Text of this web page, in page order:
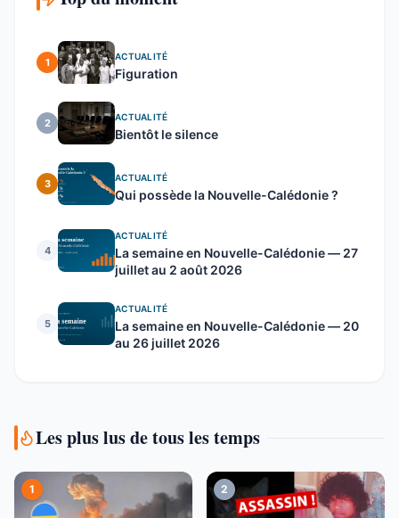
1
ACTUALITÉ
Figuration
2
ACTUALITÉ
Bientôt le silence
3
ACTUALITÉ
Qui possède la Nouvelle-Calédonie ?
4
ACTUALITÉ
La semaine en Nouvelle-Calédonie — 27
juillet au 2 août 2026
5
ACTUALITÉ
La semaine en Nouvelle-Calédonie — 20
au 26 juillet 2026
Les plus lus de tous les temps
1 2